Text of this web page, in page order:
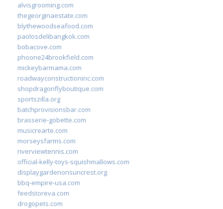
alvisgrooming.com
thegeorginaestate.com
blythewoodseafood.com
paolosdelibangkok.com
bobacove.com
phoone24brookfield.com
mickeybarmama.com
roadwayconstructioninc.com
shopdragonflyboutique.com
sportszilla.org
batchprovisionsbar.com
brasserie-gobette.com
musicrearte.com
morseysfarms.com
riverviewtennis.com
official-kelly-toys-squishmallows.com
displaygardenonsuncrest.org
bbq-empire-usa.com
feedstoreva.com
drogopets.com